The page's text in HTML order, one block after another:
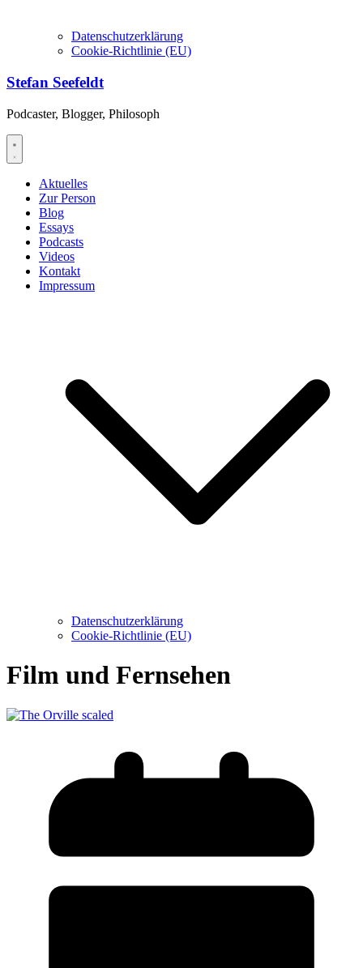
Datenschutzerklärung
Cookie-Richtlinie (EU)
Stefan Seefeldt
Podcaster, Blogger, Philosoph
Aktuelles
Zur Person
Blog
Essays
Podcasts
Videos
Kontakt
Impressum
Datenschutzerklärung
Cookie-Richtlinie (EU)
Film und Fernsehen